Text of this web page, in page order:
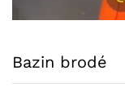
Bazin brodé